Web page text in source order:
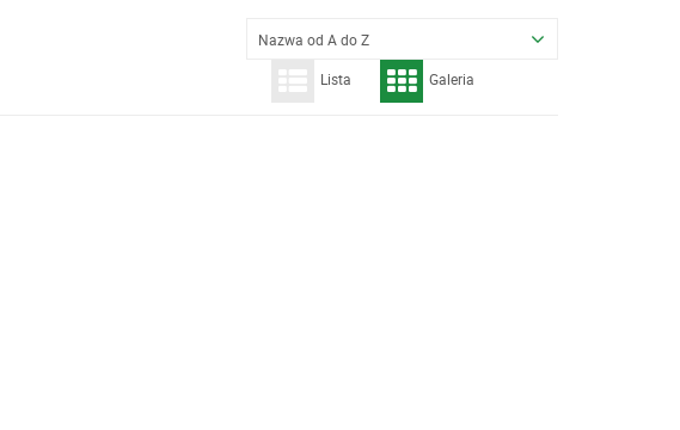
Nazwa od A do Z
Lista Galeria